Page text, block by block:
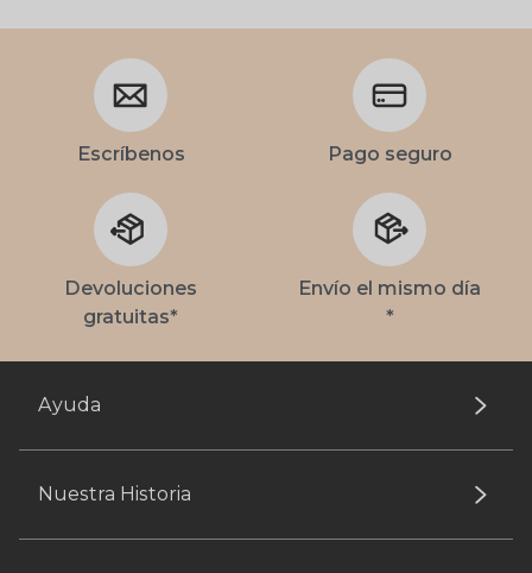
Escríbenos Pago seguro
Devoluciones
gratuitas*
Envío el mismo día
*
Ayuda
Nuestra Historia